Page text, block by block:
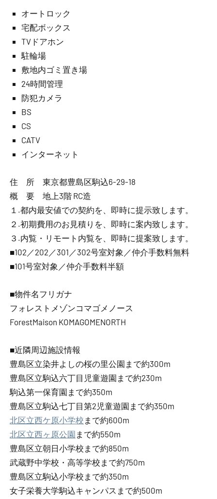
オートロック
宅配ボックス
TVドアホン
駐輪場
敷地内ゴミ置き場
24時間管理
防犯カメラ
BS
CS
CATV
インターネット
住 所 東京都豊島区駒込6-29-18
概 要 地上3階 RC造
１.都内最安値での契約を、即時に提示致します。
２.初期費用のお見積りを、即時に案内致します。
３.内覧・リモート内覧を、即時に提案致します。
■102／202／301／302号室対象／仲介手数料無料
■101号室対象／仲介手数料半額
■物件名フリガナ
フォレストメゾンコマゴメノース
ForestMaison KOMAGOMENORTH
■近隣周辺施設情報
豊島区立染井よしの桜の里公園まで約300m
豊島区立駒込六丁目児童遊園まで約230m
駒込第一保育園まで約350m
豊島区立駒込七丁目第2児童遊園まで約350m
北区立西ケ原小学校 まで約600m
北区立西ヶ原公園 まで約550m
豊島区立朝日小学校まで約850m
武蔵野中学校・高等学校まで約750m
豊島区立駒込小学校まで約350m
女子栄養大学駒込キャンパスまで約500m